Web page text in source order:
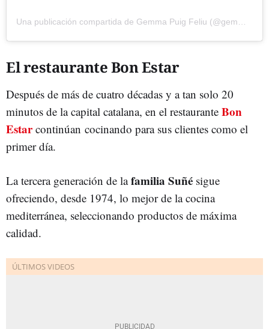
El restaurante Bon Estar
Después de más de cuatro décadas y a tan solo 20
minutos de la capital catalana, en el restaurante Bon
Estarcontinúan cocinando para sus clientes como el
primer día.
La tercera generación de lafamilia Suñé sigue
ofreciendo, desde 1974, lo mejor de la cocina
mediterránea, seleccionando productos de máxima
calidad.